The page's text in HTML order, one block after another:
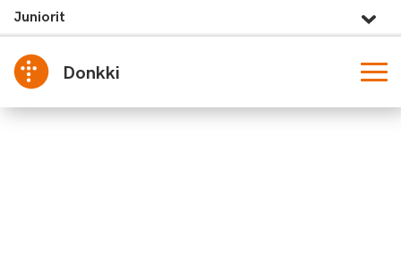
Donkki
Juniorit